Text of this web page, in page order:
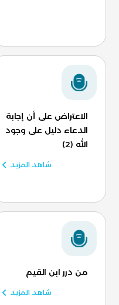
الاعتراض على أن إجابة
الدعاء دليل على وجود
الله (2)
شاهد المزيد
من درر ابن القيم
شاهد المزيد